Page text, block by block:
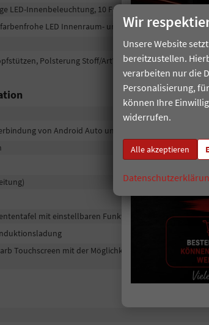
LED-Innenbeleuchtung, 10 Farben
LED Innenraum- und Fußraumbeleuchtung
Polsterung Stoff/ArtVelour
von Android Auto und Apple CarPlay
mit einstellbaren Funktionen und Display
Touchscreen mit der Möglichkeit der zusätzlichen
Wir
Unsere Website
bereitzustellen.
verarbeiten nur die
Personalisierung,
können Ihre
widerrufen.
Alle akzeptieren